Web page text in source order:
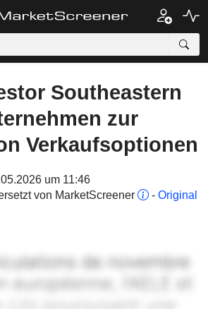
Southeastern
zur
Verkaufsoptionen
um 11:46
von MarketScreener
- Original